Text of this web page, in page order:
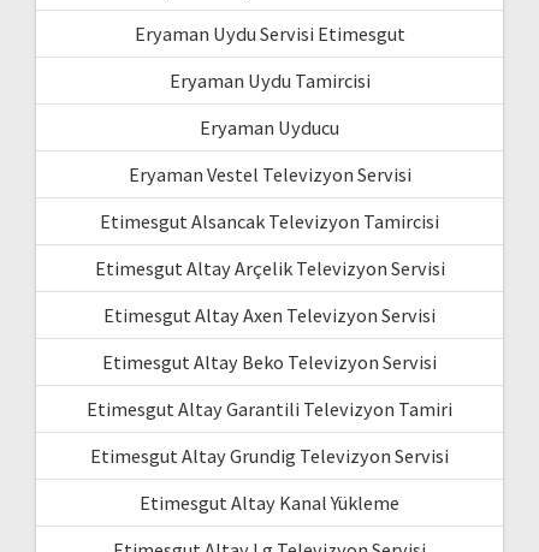
Eryaman Uydu Servisi Etimesgut
Eryaman Uydu Tamircisi
Eryaman Uyducu
Eryaman Vestel Televizyon Servisi
Etimesgut Alsancak Televizyon Tamircisi
Etimesgut Altay Arçelik Televizyon Servisi
Etimesgut Altay Axen Televizyon Servisi
Etimesgut Altay Beko Televizyon Servisi
Etimesgut Altay Garantili Televizyon Tamiri
Etimesgut Altay Grundig Televizyon Servisi
Etimesgut Altay Kanal Yükleme